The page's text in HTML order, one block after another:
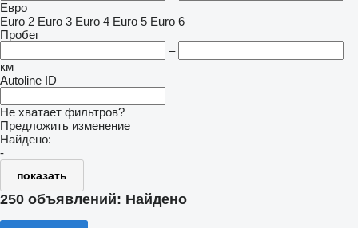
Евро
Euro 2 Euro 3 Euro 4 Euro 5 Euro 6
Пробег
–
км
Autoline ID
Не хватает фильтров?
Предложить изменение
Найдено:
-
показать
250 объявлений: Найдено